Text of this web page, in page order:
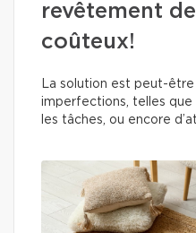
revêtement
coûteux!
La solution est peut-
imperfections, telles que
les tâches, ou encore